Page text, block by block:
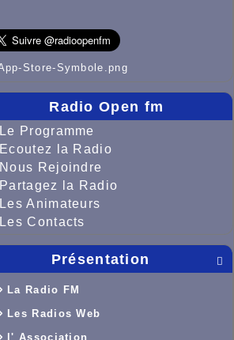
Radio Open fm
Le Programme
Ecoutez la Radio
Nous Rejoindre
Partagez la Radio
Les Animateurs
Les Contacts

Présentation
La Radio FM
Les Radios Web
l' Association